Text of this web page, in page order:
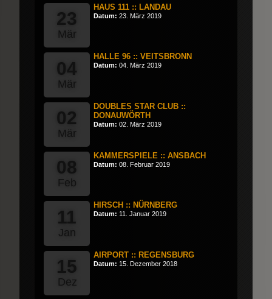
23
Mär
HAUS 111 :: LANDAU
Datum: 23. März 2019
04
Mär
HALLE 96 :: VEITSBRONN
Datum: 04. März 2019
02
Mär
DOUBLES STAR CLUB ::
DONAUWÖRTH
Datum: 02. März 2019
08
Feb
KAMMERSPIELE :: ANSBACH
Datum: 08. Februar 2019
11
Jan
HIRSCH :: NÜRNBERG
Datum: 11. Januar 2019
15
Dez
AIRPORT :: REGENSBURG
Datum: 15. Dezember 2018